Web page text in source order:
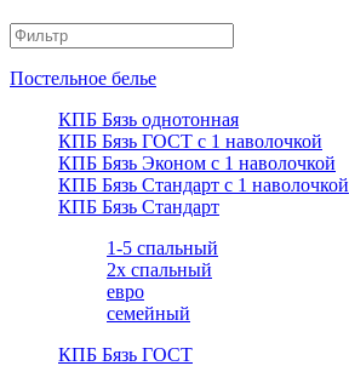
Постельное белье
КПБ Бязь однотонная
КПБ Бязь ГОСТ c 1 наволочкой
КПБ Бязь Эконом с 1 наволочкой
КПБ Бязь Стандарт c 1 наволочкой
КПБ Бязь Стандарт
1-5 спальный
2х спальный
евро
семейный
КПБ Бязь ГОСТ